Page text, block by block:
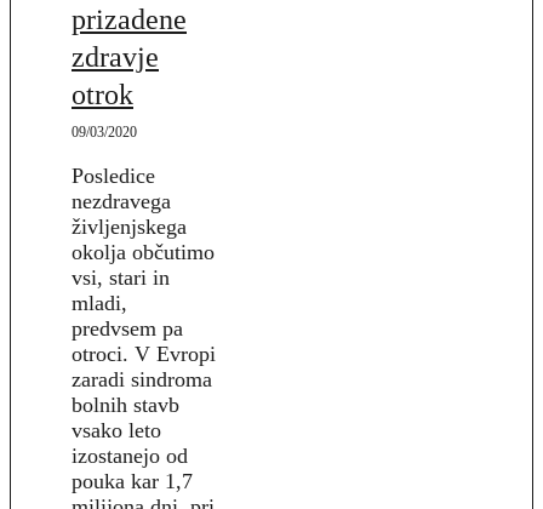
prizadene
zdravje
otrok
09/03/2020
Posledice
nezdravega
življenjskega
okolja občutimo
vsi, stari in
mladi,
predvsem pa
otroci. V Evropi
zaradi sindroma
bolnih stavb
vsako leto
izostanejo od
pouka kar 1,7